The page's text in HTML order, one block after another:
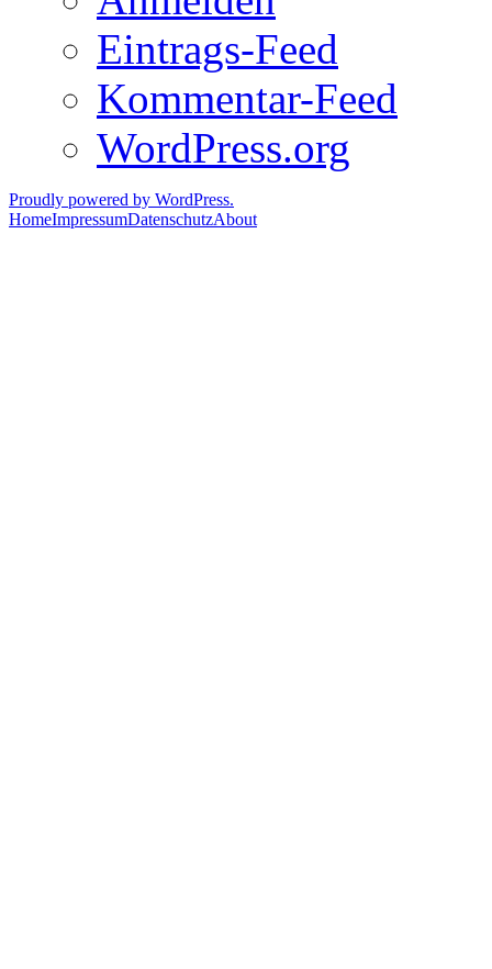
Eintrags-Feed
Kommentar-Feed
WordPress.org
Proudly powered by WordPress.
HomeImpressumDatenschutzAbout